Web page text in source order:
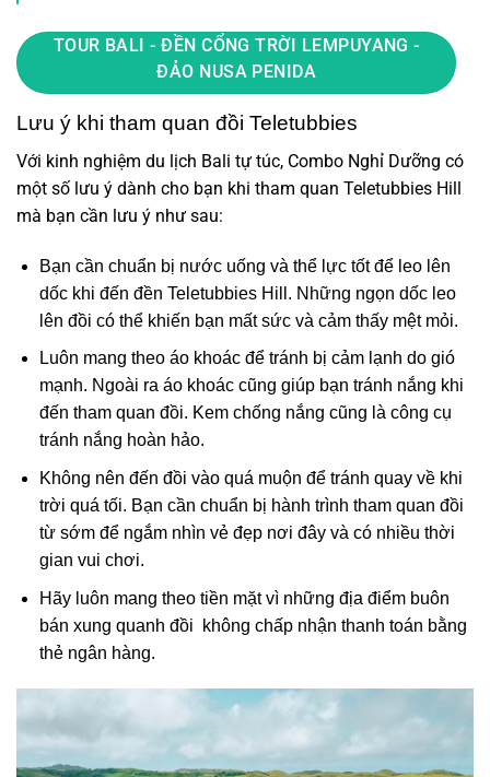
TOUR BALI - ĐỀN CỔNG TRỜI LEMPUYANG -
ĐẢO NUSA PENIDA
Lưu ý khi tham quan đồi Teletubbies
Với kinh nghiệm du lịch Bali tự túc, Combo Nghỉ Dưỡng có
một số lưu ý dành cho bạn khi tham quan Teletubbies Hill
mà bạn cần lưu ý như sau:
Bạn cần chuẩn bị nước uống và thể lực tốt để leo lên
dốc khi đến đền Teletubbies Hill. Những ngọn dốc leo
lên đồi có thể khiến bạn mất sức và cảm thấy mệt mỏi.
Luôn mang theo áo khoác để tránh bị cảm lạnh do gió
mạnh. Ngoài ra áo khoác cũng giúp bạn tránh nắng khi
đến tham quan đồi. Kem chống nắng cũng là công cụ
tránh nắng hoàn hảo.
Không nên đến đồi vào quá muộn để tránh quay về khi
trời quá tối. Bạn cần chuẩn bị hành trình tham quan đồi
từ sớm để ngắm nhìn vẻ đẹp nơi đây và có nhiều thời
gian vui chơi.
Hãy luôn mang theo tiền mặt vì những địa điểm buôn
bán xung quanh đồi không chấp nhận thanh toán bằng
thẻ ngân hàng.